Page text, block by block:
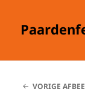
VORIGE